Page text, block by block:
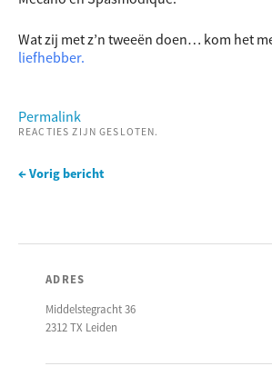
Wat zij met z’n tweeën doen… kom het
liefhebber.
Permalink
REACTIES ZIJN GESLOTEN.
← Vorig bericht
ADRES
Middelstegracht 36
2312 TX Leiden